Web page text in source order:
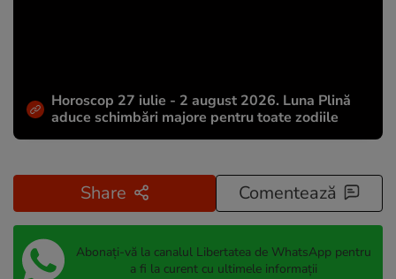
Horoscop 27 iulie - 2 august 2026. Luna Plină
aduce schimbări majore pentru toate zodiile
Share Comentează
Abonați-vă la canalul Libertatea de WhatsApp pentru
a fi la curent cu ultimele informații